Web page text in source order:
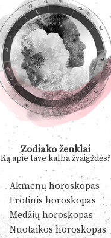
Zodiako ženklai
Ką apie tave kalba žvaigždės?
Akmenų horoskopas
Erotinis horoskopas
Medžių horoskopas
Nuotaikos horoskopas